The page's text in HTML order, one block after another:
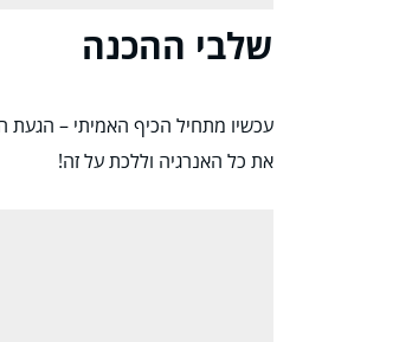
שלבי ההכנה
עכשיו מתחיל הכיף האמיתי – הגעת
את כל האנרגיה וללכת על זה!